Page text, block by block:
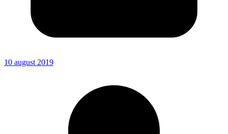
10 august 2019